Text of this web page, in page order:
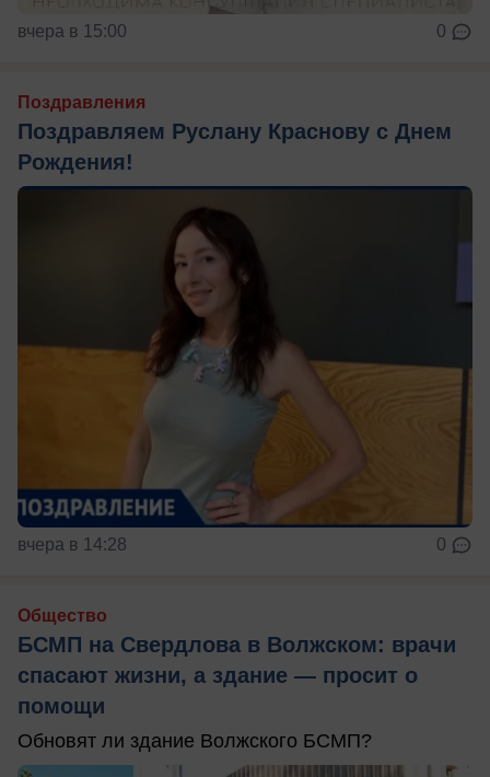
вчера в 15:00 0
Поздравления
Поздравляем Руслану Краснову с Днем
Рождения!
вчера в 14:28 0
Общество
БСМП на Свердлова в Волжском: врачи
спасают жизни, а здание — просит о
помощи
Обновят ли здание Волжского БСМП?